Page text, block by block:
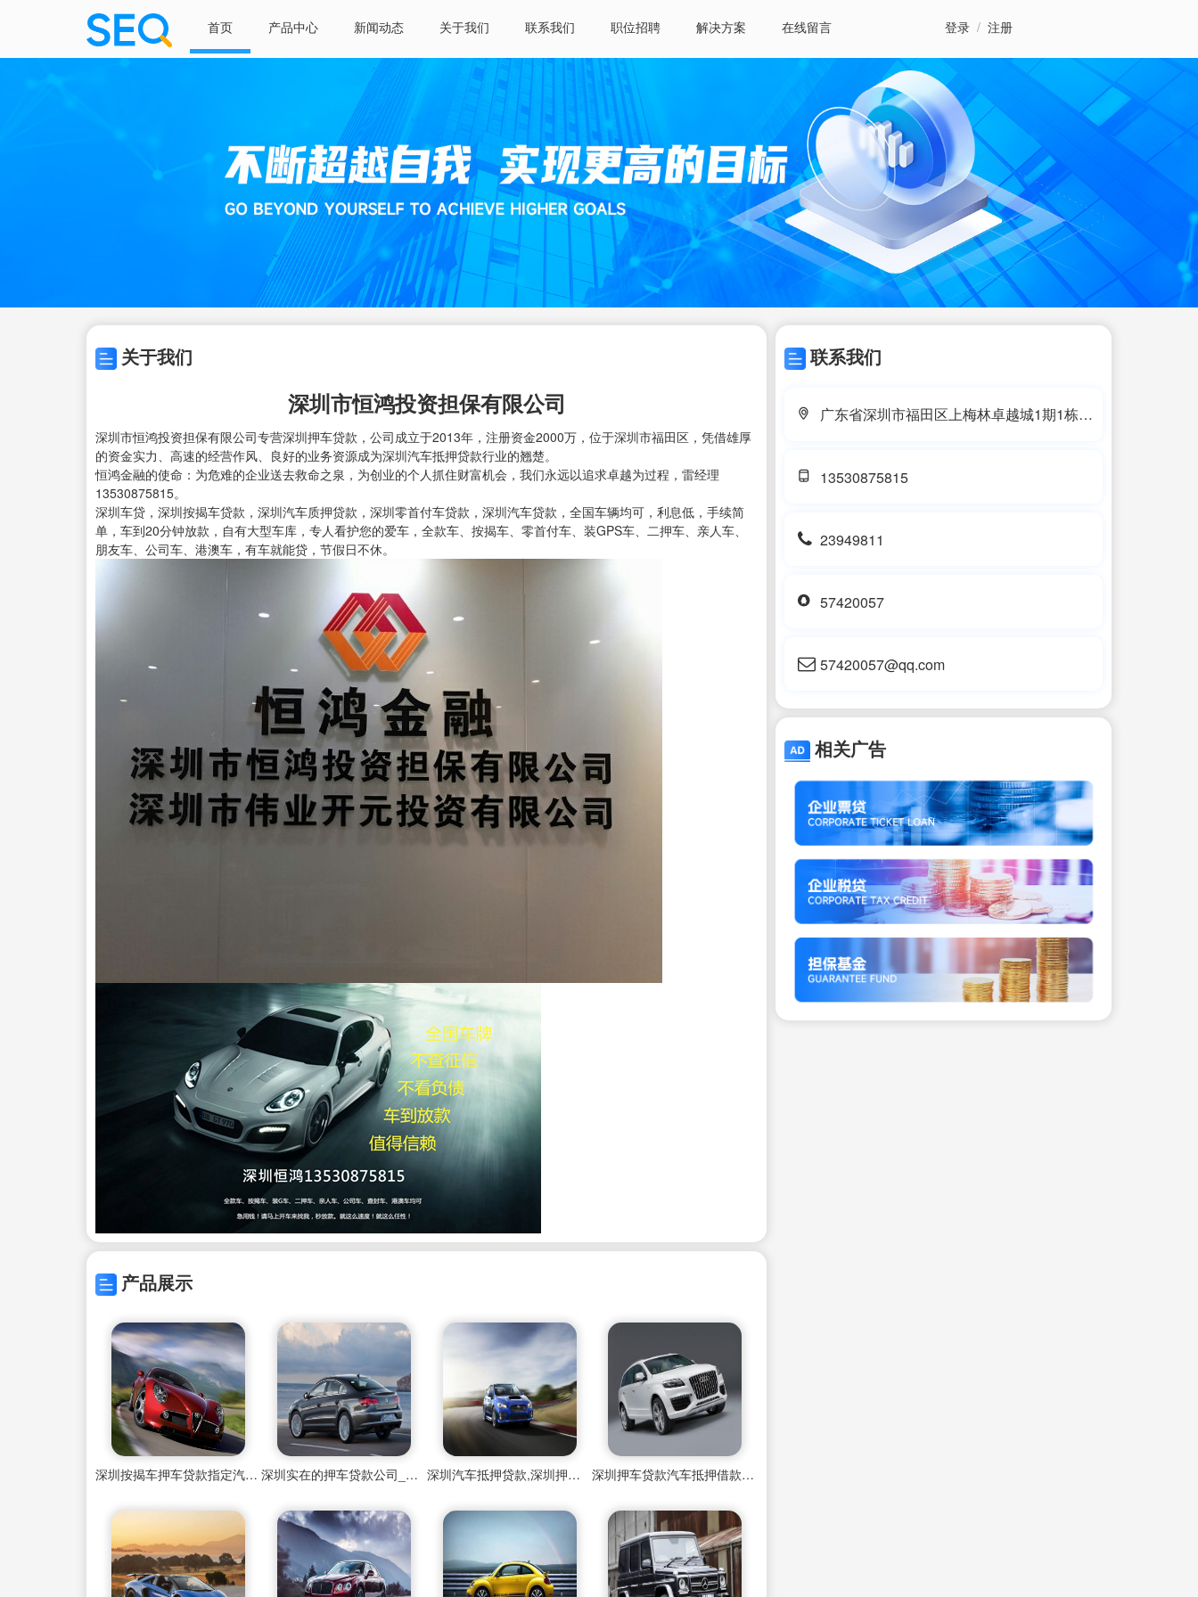
首页 产品中心 新闻动态 关于我们 联系我们 职位招聘 解决方案 在线留言 登录 / 注册
关于我们
深圳市恒鸿投资担保有限公司
深圳市恒鸿投资担保有限公司专营深圳押车贷款，公司成立于2013年，注册资金2000万，位于深圳市福田区，凭借雄厚
的资金实力、高速的经营作风、良好的业务资源成为深圳汽车抵押贷款行业的翘楚。
恒鸿金融的使命：为危难的企业送去救命之泉，为创业的个人抓住财富机会，我们永远以追求卓越为过程，雷经理
13530875815。
深圳车贷，深圳按揭车贷款，深圳汽车质押贷款，深圳零首付车贷款，深圳汽车贷款，全国车辆均可，利息低，手续简
单，车到20分钟放款，自有大型车库，专人看护您的爱车，全款车、按揭车、零首付车、装GPS车、二押车、亲人车、
朋友车、公司车、港澳车，有车就能贷，节假日不休。
产品展示
深圳按揭车押车贷款指定汽车抵押借款公司 深圳实在的押车贷款公司_汽车抵押借款_诚信服务 深圳汽车抵押贷款,深圳押车贷款,深圳按揭车贷款,深圳汽车贷款 深圳押车贷款汽车抵押借款按揭车辆质押担保车贷典当融资
联系我们
广东省深圳市福田区上梅林卓越城1期1栋
13530875815
23949811
57420057
57420057@qq.com
相关广告